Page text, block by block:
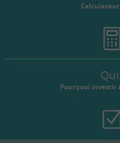
Calculateur
Pourquoi investir